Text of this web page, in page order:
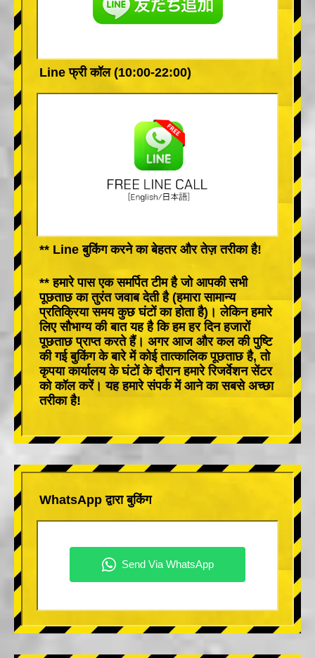
Line फ्री कॉल (10:00-22:00)
** Line बुकिंग करने का बेहतर और तेज़ तरीका है!
** हमारे पास एक समर्पित टीम है जो आपकी सभी
पूछताछ का तुरंत जवाब देती है (हमारा सामान्य
प्रतिक्रिया समय कुछ घंटों का होता है)। लेकिन हमारे
लिए सौभाग्य की बात यह है कि हम हर दिन हजारों
पूछताछ प्राप्त करते हैं। अगर आज और कल की पुष्टि
की गई बुकिंग के बारे में कोई तात्कालिक पूछताछ है, तो
कृपया कार्यालय के घंटों के दौरान हमारे रिजर्वेशन सेंटर
को कॉल करें। यह हमारे संपर्क में आने का सबसे अच्छा
तरीका है!
WhatsApp द्वारा बुकिंग